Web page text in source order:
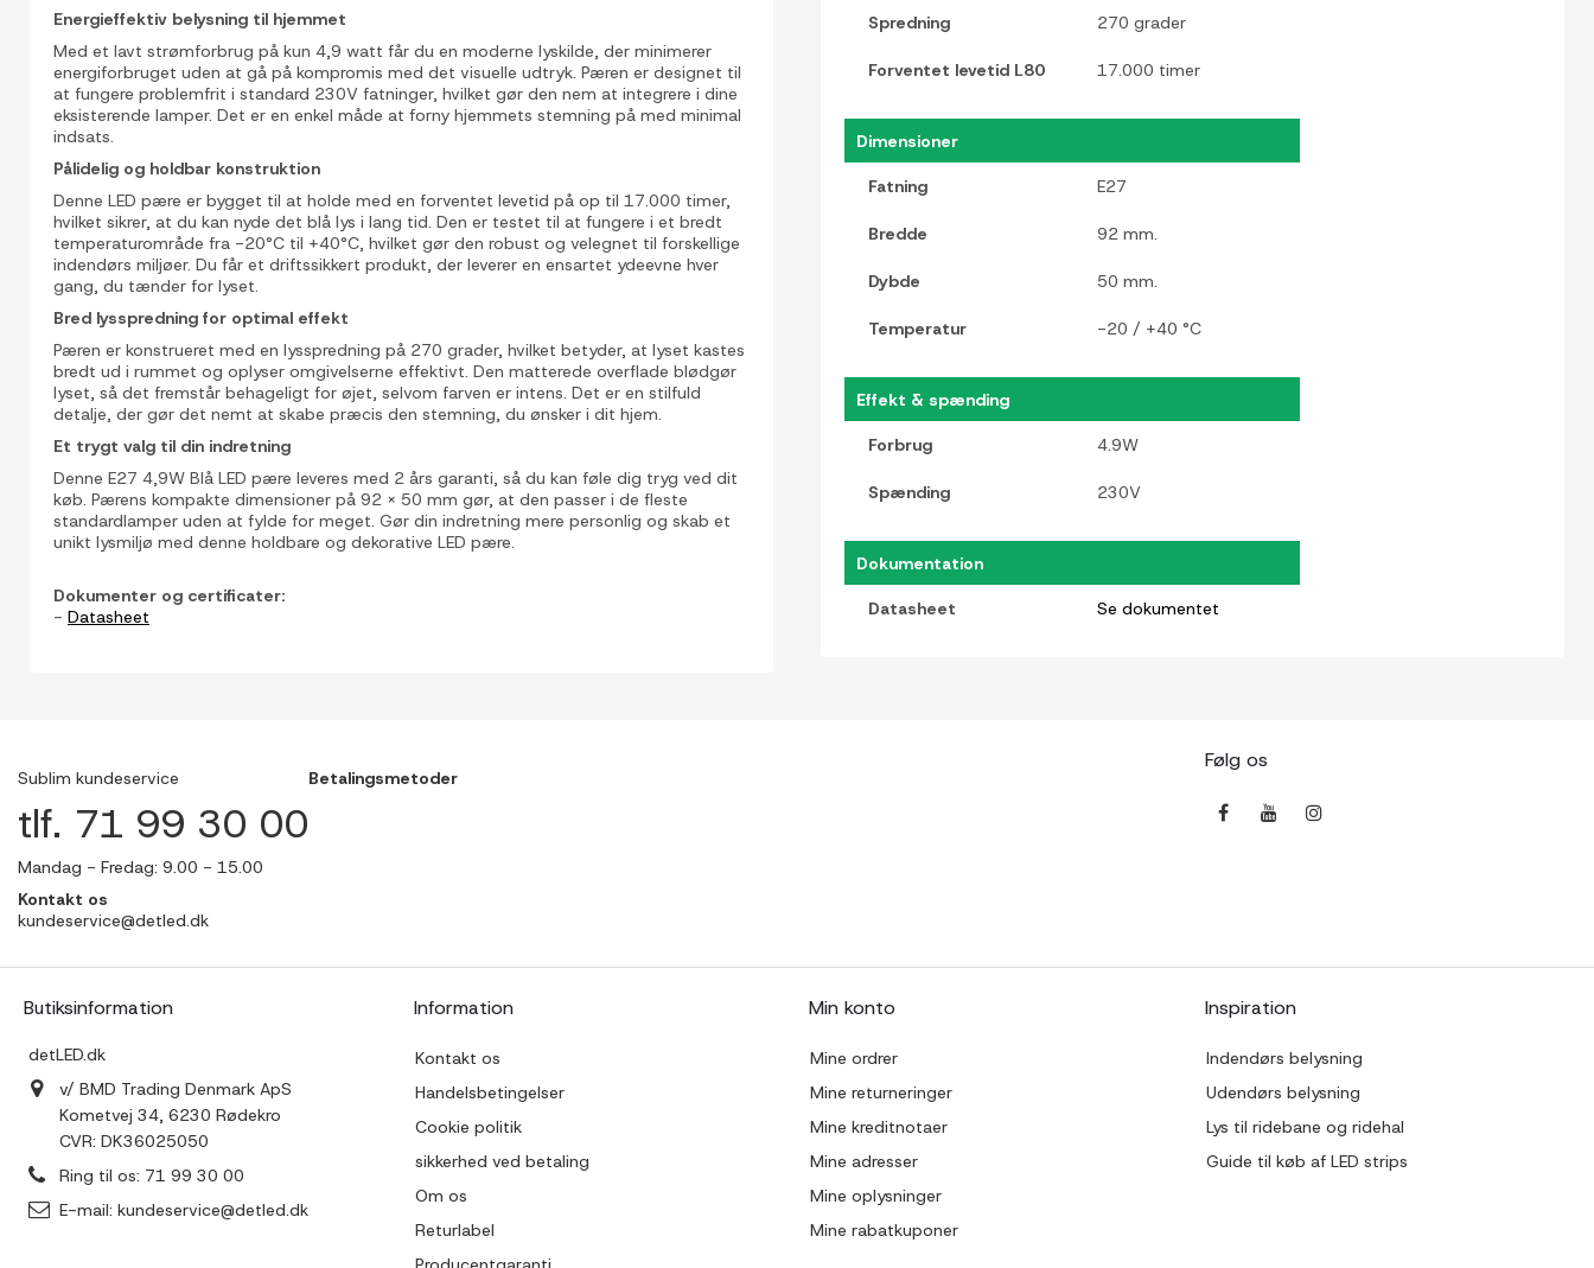
Energieffektiv belysning til hjemmet
Med et lavt strømforbrug på kun 4,9 watt får du en moderne lyskilde, der minimerer
energiforbruget uden at gå på kompromis med det visuelle udtryk. Pæren er designet til
at fungere problemfrit i standard 230V fatninger, hvilket gør den nem at integrere i dine
eksisterende lamper. Det er en enkel måde at forny hjemmets stemning på med minimal
indsats.
Pålidelig og holdbar konstruktion
Denne LED pære er bygget til at holde med en forventet levetid på op til 17.000 timer,
hvilket sikrer, at du kan nyde det blå lys i lang tid. Den er testet til at fungere i et bredt
temperaturområde fra -20°C til +40°C, hvilket gør den robust og velegnet til forskellige
indendørs miljøer. Du får et driftssikkert produkt, der leverer en ensartet ydeevne hver
gang, du tænder for lyset.
Bred lysspredning for optimal effekt
Pæren er konstrueret med en lysspredning på 270 grader, hvilket betyder, at lyset kastes
bredt ud i rummet og oplyser omgivelserne effektivt. Den matterede overflade blødgør
lyset, så det fremstår behageligt for øjet, selvom farven er intens. Det er en stilfuld
detalje, der gør det nemt at skabe præcis den stemning, du ønsker i dit hjem.
Et trygt valg til din indretning
Denne E27 4,9W Blå LED pære leveres med 2 års garanti, så du kan føle dig tryg ved dit
køb. Pærens kompakte dimensioner på 92 x 50 mm gør, at den passer i de fleste
standardlamper uden at fylde for meget. Gør din indretning mere personlig og skab et
unikt lysmiljø med denne holdbare og dekorative LED pære.
Dokumenter og certificater:
- Datasheet
Spredning 270 grader
Forventet levetid L80 17.000 timer
Dimensioner
Fatning E27
Bredde 92 mm.
Dybde 50 mm.
Temperatur -20 / +40 °C
Effekt & spænding
Forbrug 4.9W
Spænding 230V
Dokumentation
Datasheet Se dokumentet
Sublim kundeservice
tlf. 71 99 30 00
Mandag - Fredag: 9.00 - 15.00
Kontakt os
kundeservice@detled.dk
Betalingsmetoder
Følg os
Butiksinformation
detLED.dk
v/ BMD Trading Denmark ApS
Kometvej 34, 6230 Rødekro
CVR: DK36025050
Ring til os: 71 99 30 00
E-mail: kundeservice@detled.dk
Information
Kontakt os
Handelsbetingelser
Cookie politik
sikkerhed ved betaling
Om os
Returlabel
Min konto
Mine ordrer
Mine returneringer
Mine kreditnotaer
Mine adresser
Mine oplysninger
Mine rabatkuponer
Inspiration
Indendørs belysning
Udendørs belysning
Lys til ridebane og ridehal
Guide til køb af LED strips